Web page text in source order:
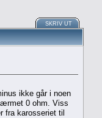
SKRIV UT
ikke går i noen
0 ohm. Viss
fra karosseriet til